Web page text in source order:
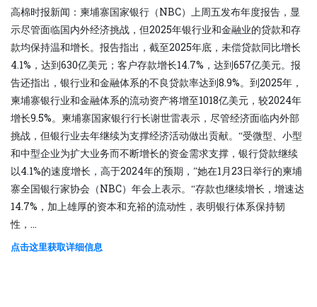
高棉时报新闻：柬埔寨国家银行（NBC）上周五发布年度报告，显
示尽管面临国内外经济挑战，但2025年银行业和金融业的贷款和存
款均保持温和增长。报告指出，截至2025年底，未偿贷款同比增长
4.1%，达到630亿美元；客户存款增长14.7%，达到657亿美元。报
告还指出，银行业和金融体系的不良贷款率达到8.9%。到2025年，
柬埔寨银行业和金融体系的流动资产将增至1018亿美元，较2024年
增长9.5%。柬埔寨国家银行行长谢世雷表示，尽管经济面临内外部
挑战，但银行业去年继续为支撑经济活动做出贡献。“受微型、小型
和中型企业为扩大业务而不断增长的资金需求支撑，银行贷款继续
以4.1%的速度增长，高于2024年的预期，”她在1月23日举行的柬埔
寨全国银行家协会（NBC）年会上表示。“存款也继续增长，增速达
14.7%，加上雄厚的资本和充裕的流动性，表明银行体系保持韧
性，...
点击这里获取详细信息